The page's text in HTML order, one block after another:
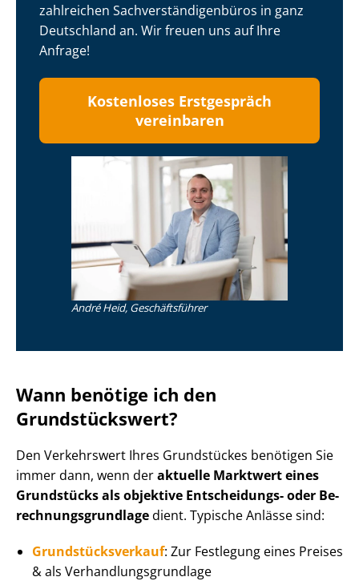
zahlreichen Sach­ver­stän­di­gen­bü­ros in ganz
Deutschland an. Wir freuen uns auf Ihre
Anfrage!
Kostenloses Erstgespräch
vereinbaren
André Heid, Geschäftsführer
Wann benötige ich den
Grundstückswert?
Den Verkehrswert Ihres Grundstückes benötigen Sie
immer dann, wenn deraktuelle Marktwert eines
Grundstücks als objektive Entscheidungs- oder Be­
rech­nungs­grund­la­gedient. Typische Anlässe sind:
Grund­stücks­ver­kauf: Zur Festlegung eines Preises
& als Ver­hand­lungs­grund­la­ge